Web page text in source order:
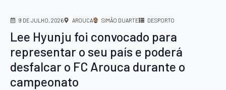
9 DE JULHO, 2026 AROUCA SIMÃO DUARTE DESPORTO
Lee Hyunju foi convocado para
representar o seu país e poderá
desfalcar o FC Arouca durante o
campeonato